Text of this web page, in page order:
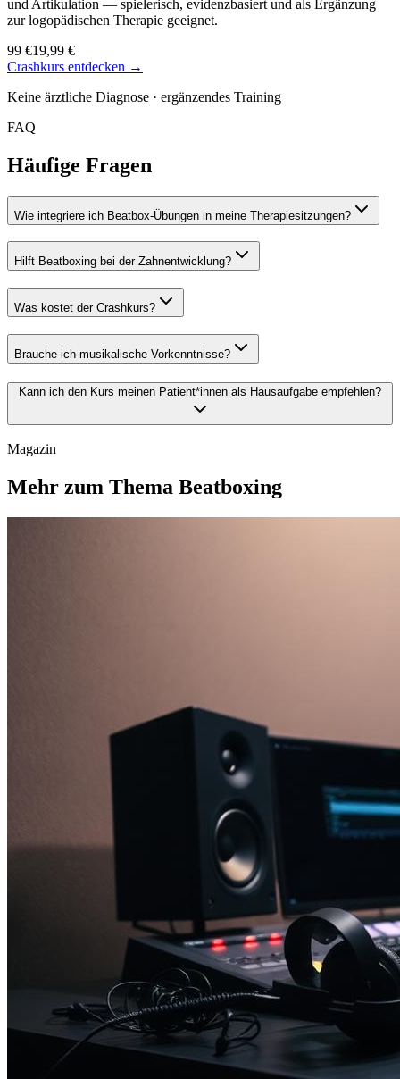
und Artikulation — spielerisch, evidenzbasiert und als Ergänzung
zur logopädischen Therapie geeignet.
99 €19,99 €
Crashkurs entdecken →
Keine ärztliche Diagnose · ergänzendes Training
FAQ
Häufige Fragen
Wie integriere ich Beatbox-Übungen in meine Therapiesitzungen?
Hilft Beatboxing bei der Zahnentwicklung?
Was kostet der Crashkurs?
Brauche ich musikalische Vorkenntnisse?
Kann ich den Kurs meinen Patient*innen als Hausaufgabe empfehlen?
Magazin
Mehr zum Thema Beatboxing